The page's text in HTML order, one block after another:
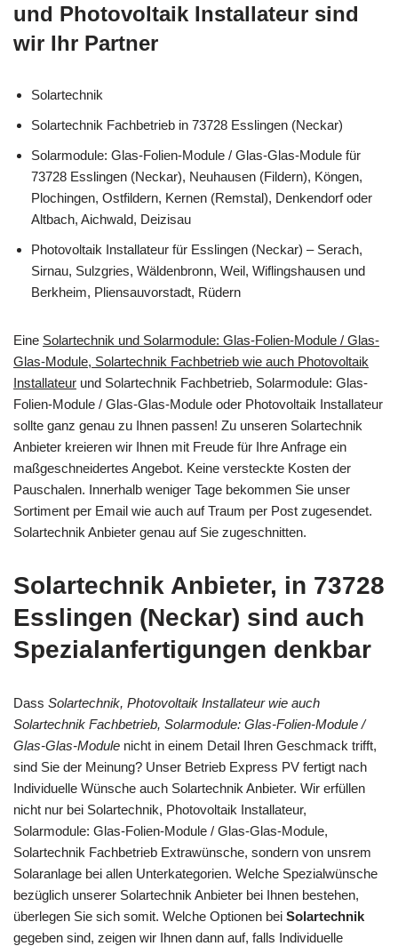
und Photovoltaik Installateur sind
wir Ihr Partner
Solartechnik
Solartechnik Fachbetrieb in 73728 Esslingen (Neckar)
Solarmodule: Glas-Folien-Module / Glas-Glas-Module für
73728 Esslingen (Neckar), Neuhausen (Fildern), Köngen,
Plochingen, Ostfildern, Kernen (Remstal), Denkendorf oder
Altbach, Aichwald, Deizisau
Photovoltaik Installateur für Esslingen (Neckar) – Serach,
Sirnau, Sulzgries, Wäldenbronn, Weil, Wiflingshausen und
Berkheim, Pliensauvorstadt, Rüdern
Eine Solartechnik und Solarmodule: Glas-Folien-Module / Glas-
Glas-Module, Solartechnik Fachbetrieb wie auch Photovoltaik
Installateur und Solartechnik Fachbetrieb, Solarmodule: Glas-
Folien-Module / Glas-Glas-Module oder Photovoltaik Installateur
sollte ganz genau zu Ihnen passen! Zu unseren Solartechnik
Anbieter kreieren wir Ihnen mit Freude für Ihre Anfrage ein
maßgeschneidertes Angebot. Keine versteckte Kosten der
Pauschalen. Innerhalb weniger Tage bekommen Sie unser
Sortiment per Email wie auch auf Traum per Post zugesendet.
Solartechnik Anbieter genau auf Sie zugeschnitten.
Solartechnik Anbieter, in 73728
Esslingen (Neckar) sind auch
Spezialanfertigungen denkbar
Dass Solartechnik, Photovoltaik Installateur wie auch
Solartechnik Fachbetrieb, Solarmodule: Glas-Folien-Module /
Glas-Glas-Module nicht in einem Detail Ihren Geschmack trifft,
sind Sie der Meinung? Unser Betrieb Express PV fertigt nach
Individuelle Wünsche auch Solartechnik Anbieter. Wir erfüllen
nicht nur bei Solartechnik, Photovoltaik Installateur,
Solarmodule: Glas-Folien-Module / Glas-Glas-Module,
Solartechnik Fachbetrieb Extrawünsche, sondern von unsrem
Solaranlage bei allen Unterkategorien. Welche Spezialwünsche
bezüglich unserer Solartechnik Anbieter bei Ihnen bestehen,
überlegen Sie sich somit. Welche Optionen bei Solartechnik
gegeben sind, zeigen wir Ihnen dann auf, falls Individuelle